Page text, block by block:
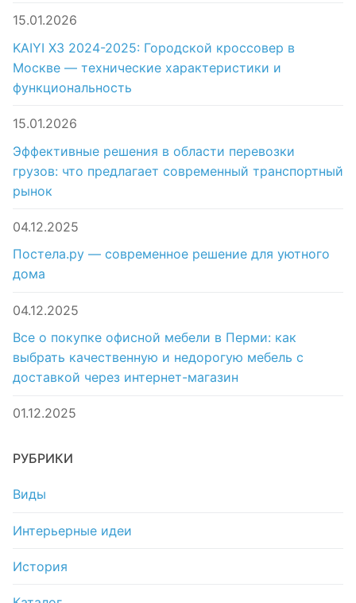
15.01.2026
KAIYI X3 2024-2025: Городской кроссовер в
Москве — технические характеристики и
функциональность
15.01.2026
Эффективные решения в области перевозки
грузов: что предлагает современный транспортный
рынок
04.12.2025
Постела.ру — современное решение для уютного
дома
04.12.2025
Все о покупке офисной мебели в Перми: как
выбрать качественную и недорогую мебель с
доставкой через интернет-магазин
01.12.2025
РУБРИКИ
Виды
Интерьерные идеи
История